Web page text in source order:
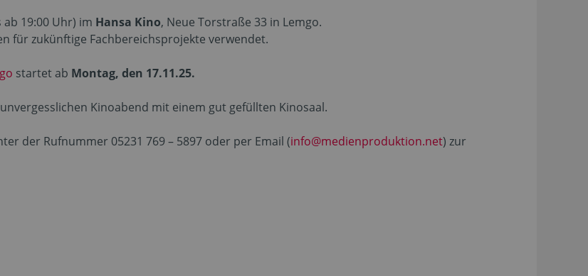
ab 19:00 Uhr) im Hansa Kino, Neue Torstraße 33 in Lemgo.
für zukünftige Fachbereichsprojekte verwendet.
startet ab Montag, den 17.11.25.
Kinoabend mit einem gut gefüllten Kinosaal.
der Rufnummer 05231 769 – 5897 oder per Email (info@medienproduktion.net) zur